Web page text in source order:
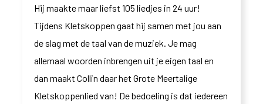
Hij maakte maar liefst 105 liedjes in 24 uur!
Tijdens Kletskoppen gaat hij samen met jou aan
de slag met de taal van de muziek. Je mag
allemaal woorden inbrengen uit je eigen taal en
dan maakt Collin daar het Grote Meertalige
Kletskoppenlied van! De bedoeling is dat iedereen